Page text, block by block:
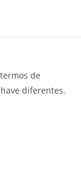
de
diferentes.